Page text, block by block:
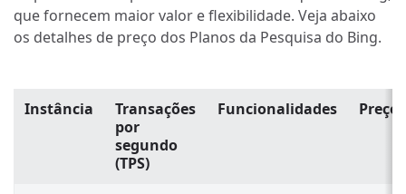
que fornecem maior valor e flexibilidade. Veja abaixo
os detalhes de preço dos Planos da Pesquisa do Bing.
Instância
Transações
por
segundo
(TPS)
Funcionalidades Preço